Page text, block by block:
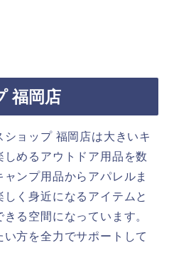
福岡店
ョップ 福岡店は大きいキ
めるアウトドア用品を数
ンプ用品からアパレルま
く身近になるアイテムと
る空間になっています。
方を全力でサポートして